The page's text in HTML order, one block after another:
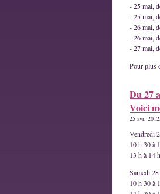
- 25 mai,
- 25 mai,
- 26 mai,
- 26 mai,
- 27 mai,
Pour plus
Du 27
Voici
25 avr. 2012,
Vendredi
10 h 30 à
13 h à 14
Samedi
10 h 30 à